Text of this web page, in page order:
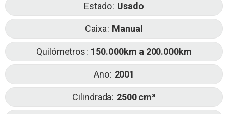
Estado Usado
Caixa Manual
Quilómetros 150.000km a 200.000km
Ano 2001
Cilindrada 2500